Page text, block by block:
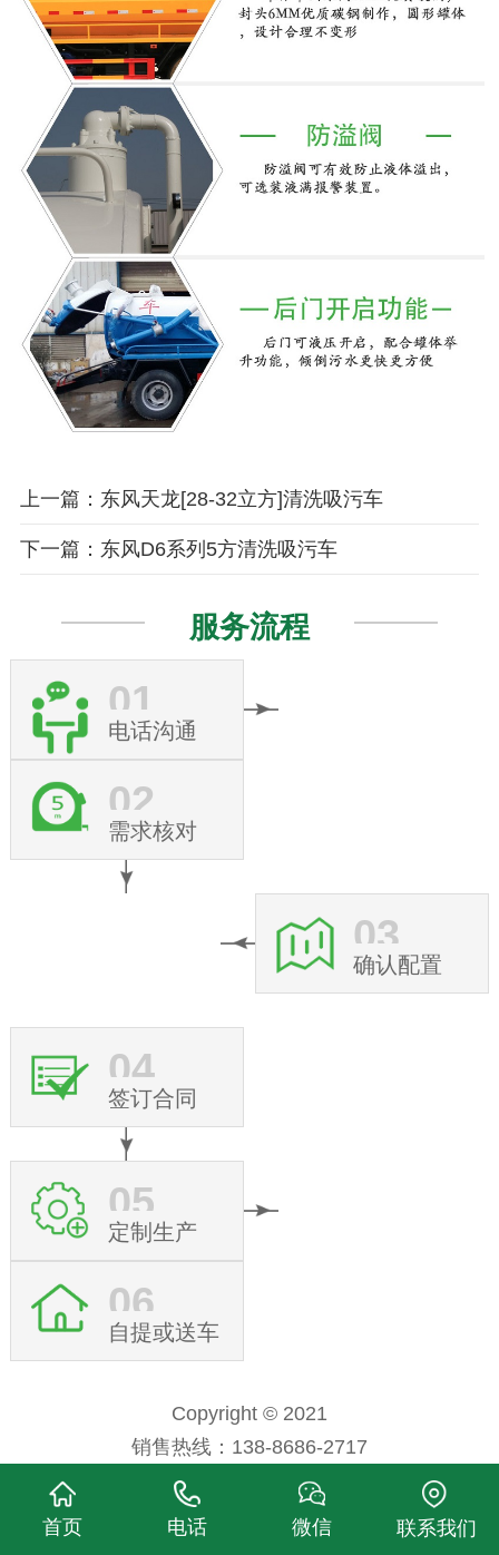
上一篇：东风天龙[28-32立方]清洗吸污车
下一篇：东风D6系列5方清洗吸污车
服务流程
01
电话沟通
02
需求核对
03
确认配置
04
签订合同
05
定制生产
06
自提或送车
Copyright © 2021
销售热线：138-8686-2717
程力专用汽车股份有限公司 版权所有
首页 电话 微信 联系我们